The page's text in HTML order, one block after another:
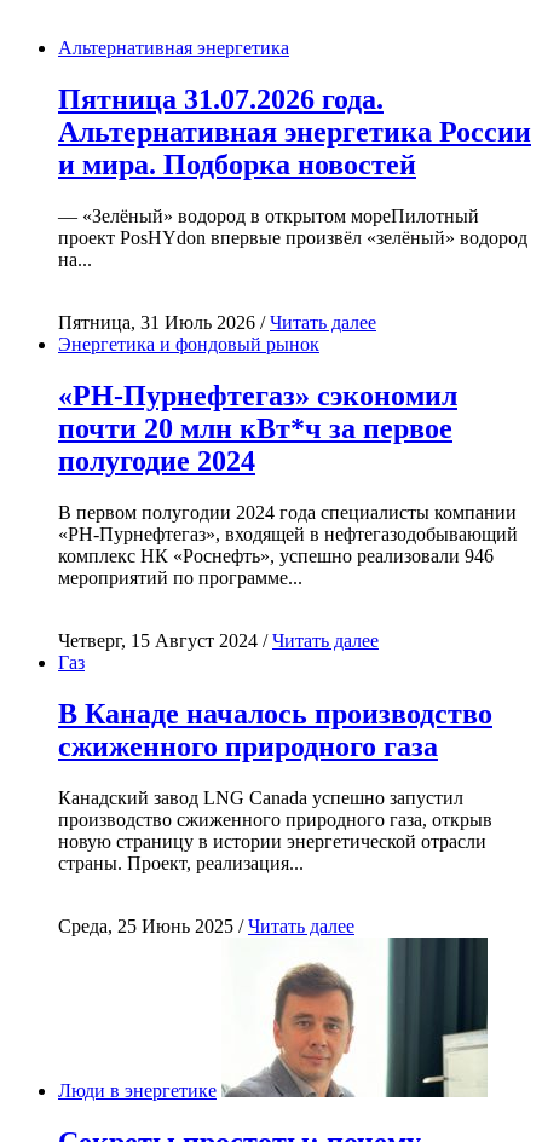
Альтернативная энергетика
Пятница 31.07.2026 года.
Альтернативная энергетика России
и мира. Подборка новостей
— «Зелёный» водород в открытом мореПилотный
проект PosHYdon впервые произвёл «зелёный» водород
на...
Пятница, 31 Июль 2026 /Читать далее
Энергетика и фондовый рынок
«РН-Пурнефтегаз» сэкономил
почти 20 млн кВт*ч за первое
полугодие 2024
В первом полугодии 2024 года специалисты компании
«РН-Пурнефтегаз», входящей в нефтегазодобывающий
комплекс НК «Роснефть», успешно реализовали 946
мероприятий по программе...
Четверг, 15 Август 2024 /Читать далее
Газ
В Канаде началось производство
сжиженного природного газа
Канадский завод LNG Canada успешно запустил
производство сжиженного природного газа, открыв
новую страницу в истории энергетической отрасли
страны. Проект, реализация...
Среда, 25 Июнь 2025 /Читать далее
Люди в энергетике